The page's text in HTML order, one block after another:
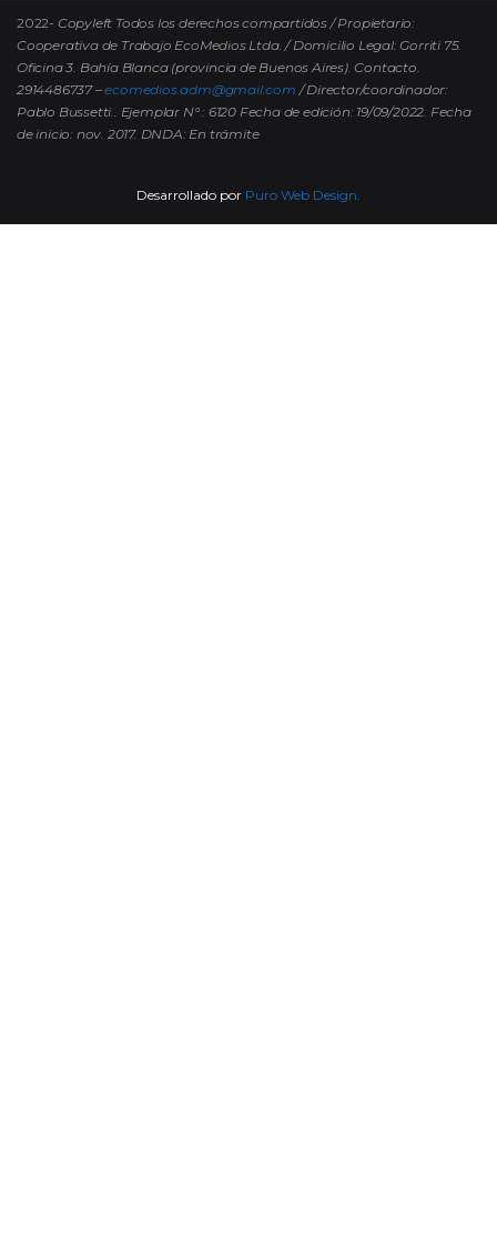
2022- Copyleft Todos los derechos compartidos / Propietario:
Cooperativa de Trabajo EcoMedios Ltda. / Domicilio Legal: Gorriti 75.
Oficina 3. Bahía Blanca (provincia de Buenos Aires). Contacto.
2914486737 –ecomedios.adm@gmail.com / Director/coordinador:
Pablo Bussetti.. Ejemplar N° : 6120 Fecha de edición: 19/09/2022. Fecha
de inicio: nov. 2017. DNDA: En trámite
Desarrollado por Puro Web Design.